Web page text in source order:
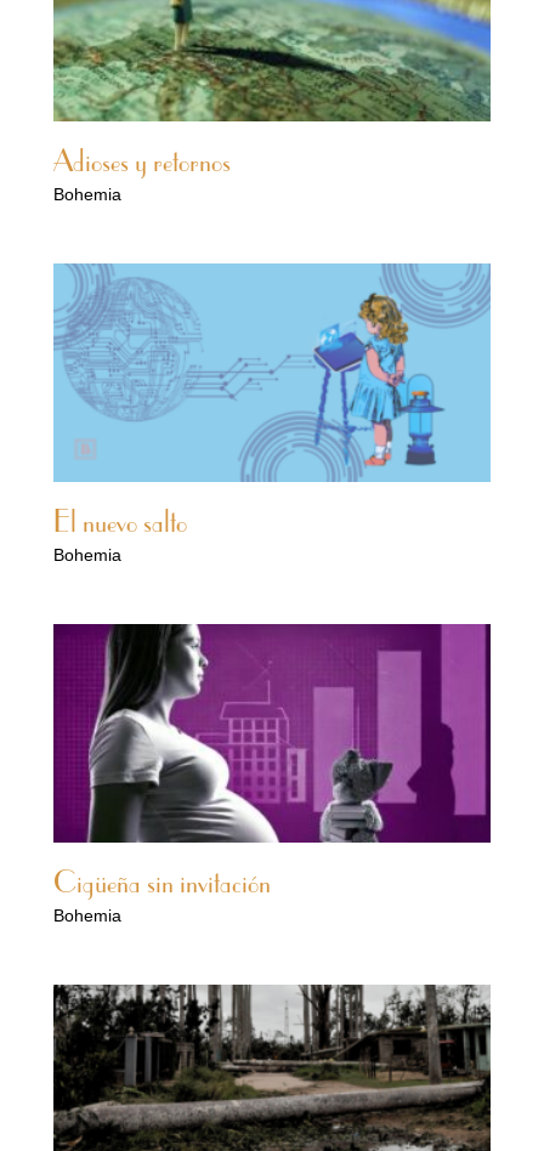
Adioses y retornos
Bohemia
El nuevo salto
Bohemia
Cigüeña sin invitación
Bohemia